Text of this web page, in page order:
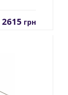
2615 грн